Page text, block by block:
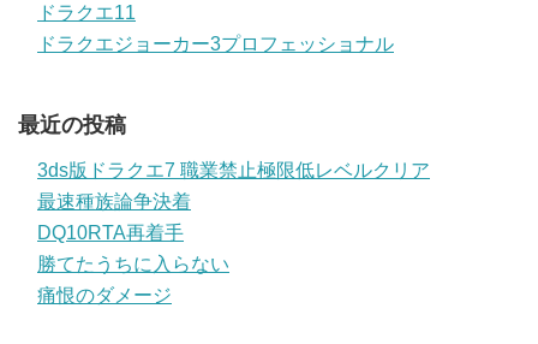
ドラクエ11
ドラクエジョーカー3プロフェッショナル
最近の投稿
3ds版ドラクエ7 職業禁止極限低レベルクリア
最速種族論争決着
DQ10RTA再着手
勝てたうちに入らない
痛恨のダメージ